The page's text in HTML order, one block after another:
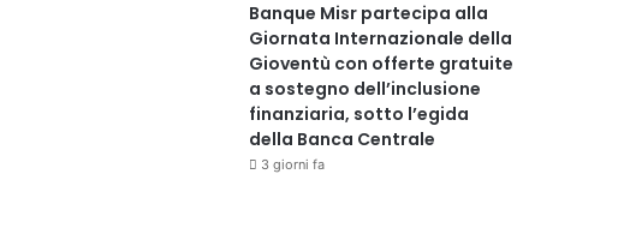
Banque Misr partecipa alla
Giornata Internazionale della
Gioventù con offerte gratuite
a sostegno dell’inclusione
finanziaria, sotto l’egida
della Banca Centrale
3 giorni fa